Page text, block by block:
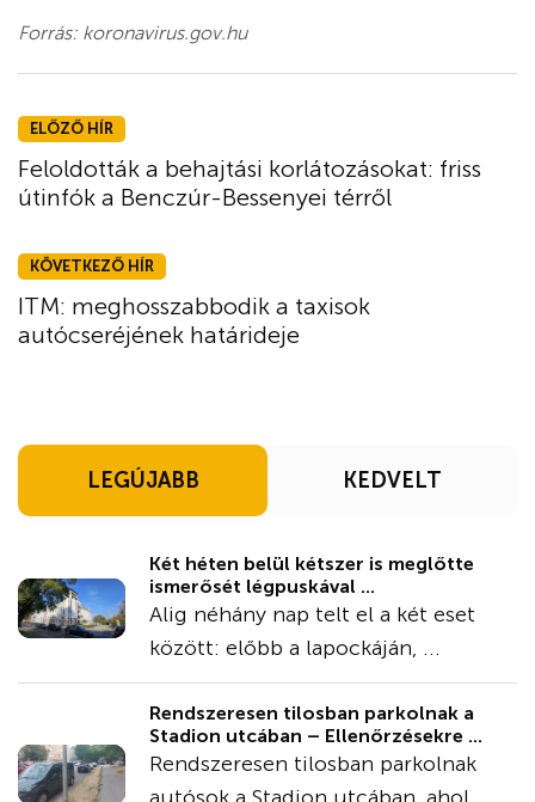
Forrás: koronavirus.gov.hu
ELŐZŐ HÍR
Feloldották a behajtási korlátozásokat: friss
útinfók a Benczúr-Bessenyei térről
KÖVETKEZŐ HÍR
ITM: meghosszabbodik a taxisok
autócseréjének határideje
LEGÚJABB KEDVELT
Két héten belül kétszer is meglőtte
ismerősét légpuskával ...
Alig néhány nap telt el a két eset
között: előbb a lapockáján, ...
Rendszeresen tilosban parkolnak a
Stadion utcában – Ellenőrzésekre ...
Rendszeresen tilosban parkolnak